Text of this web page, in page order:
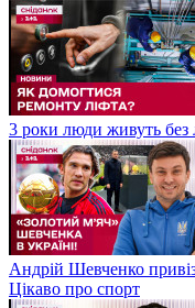
3 роки люди живуть
Андрій Шевченко
Цікаво про спорт